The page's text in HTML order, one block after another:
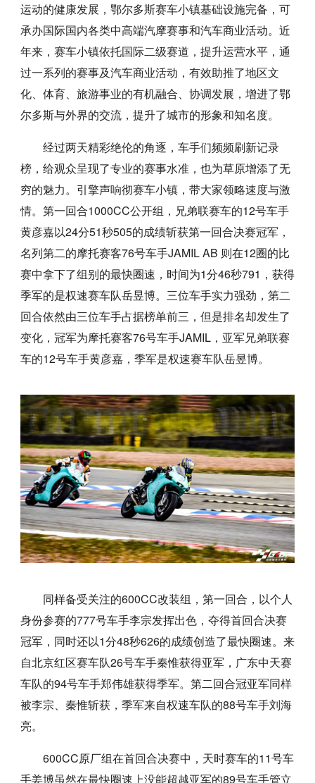
运动的健康发展，鄂尔多斯赛车小镇基础设施完备，可
承办国际国内各类中高端汽摩赛事和汽车商业活动。近
年来，赛车小镇依托国际二级赛道，提升运营水平，通
过一系列的赛事及汽车商业活动，有效助推了地区文
化、体育、旅游事业的有机融合、协调发展，增进了鄂
尔多斯与外界的交流，提升了城市的形象和知名度。
经过两天精彩绝伦的角逐，车手们频频刷新记录
榜，给观众呈现了专业的赛事水准，也为草原增添了无
穷的魅力。引擎声响彻赛车小镇，带大家领略速度与激
情。第一回合1000CC公开组，兄弟联赛车的12号车手
黄彦嘉以24分51秒505的成绩斩获第一回合决赛冠军，
名列第二的摩托赛客76号车手JAMIL AB 则在12圈的比
赛中拿下了组别的最快圈速，时间为1分46秒791，获得
季军的是权速赛车队岳昱博。三位车手实力强劲，第二
回合依然由三位车手占据榜单前三，但是排名却发生了
变化，冠军为摩托赛客76号车手JAMIL，亚军兄弟联赛
车的12号车手黄彦嘉，季军是权速赛车队岳昱博。
同样备受关注的600CC改装组，第一回合，以个人
身份参赛的777号车手李宗发挥出色，夺得首回合决赛
冠军，同时还以1分48秒626的成绩创造了最快圈速。来
自北京红区赛车队26号车手秦惟获得亚军，广东中天赛
车队的94号车手郑伟雄获得季军。第二回合冠亚军同样
被李宗、秦惟斩获，季军来自权速车队的88号车手刘海
亮。
600CC原厂组在首回合决赛中，天时赛车的11号车
手姜博虽然在最快圈速上没能超越亚军的89号车手管立